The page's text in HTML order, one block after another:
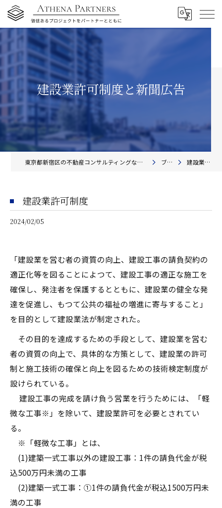
建設業許可制度と新聞広告
東京都新宿区の不動産コンサルティングならアテナ・パートナーズ株式会社 ブログ 建設業許可制度
建設業許可制度
2024/02/05
「建設業を営む者の資質の向上、建設工事の請負契約の
適正化等を図ることによつて、建設工事の適正な施工を
確保し、発注者を保護するとともに、建設業の健全な発
達を促進し、もつて公共の福祉の増進に寄与すること」
を目的として建設業法が制定された。
その目的を達成するための手段として、建設業を営む
者の資質の向上で、具体的な方策として、建設業の許可
制と施工技術の確保と向上を図るための技術検定制度が
設けられている。
建設工事の完成を請け負う営業を行うためには、「軽
微な工事※」を除いて、建設業許可を必要とされてい
る。
※「軽微な工事」とは、
(1)建築一式工事以外の建設工事：1件の請負代金が税
込500万円未満の工事
(2)建築一式工事：①1件の請負代金が税込1500万円未
満の工事